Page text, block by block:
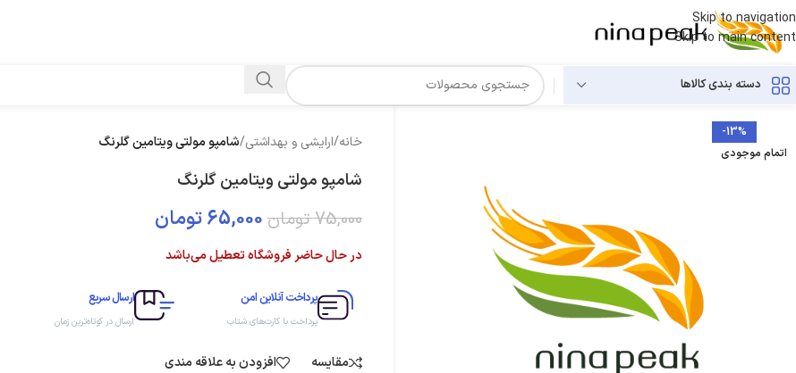
Skip to navigation
Skip to main content
دسته بندی کالاها
-13%
اتمام موجودی
خانه/ارایشی و بهداشتی/شامپو مولتی ویتامین گلرنگ
شامپو مولتی ویتامین گلرنگ
75,000 تومان 65,000تومان
در حال حاضر فروشگاه تعطیل می‌باشد
پرداخت آنلاین امن
پرداخت با کارت‌های شتاب
ارسال سریع
ارسال در کوتاه‌ترین زمان
مقایسه افزودن به علاقه مندی